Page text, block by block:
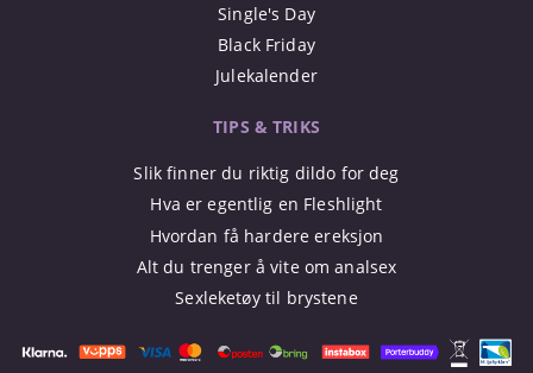
Single's Day
Black Friday
Julekalender
TIPS & TRIKS
Slik finner du riktig dildo for deg
Hva er egentlig en Fleshlight
Hvordan få hardere ereksjon
Alt du trenger å vite om analsex
Sexleketøy til brystene